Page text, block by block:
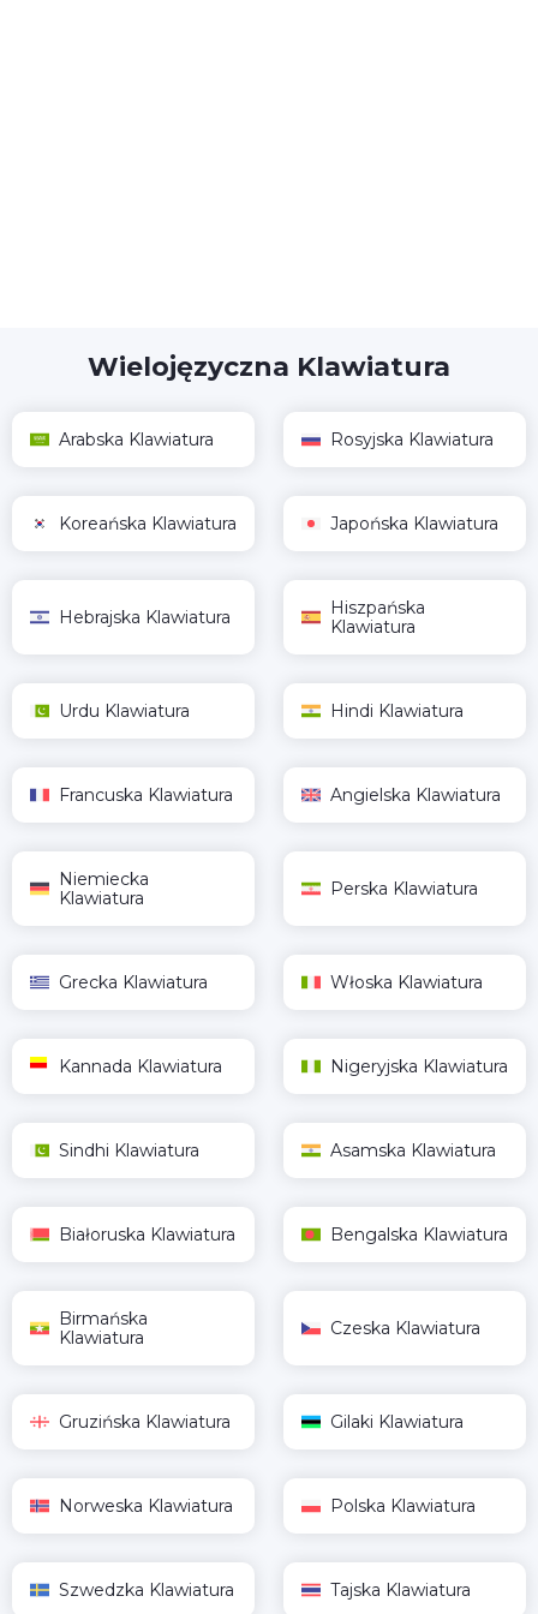
Wielojęzyczna Klawiatura
Arabska Klawiatura Rosyjska Klawiatura
Koreańska Klawiatura Japońska Klawiatura
Hebrajska Klawiatura
Hiszpańska
Klawiatura
Urdu Klawiatura Hindi Klawiatura
Francuska Klawiatura Angielska Klawiatura
Niemiecka
Klawiatura
Perska Klawiatura
Grecka Klawiatura Włoska Klawiatura
Kannada Klawiatura Nigeryjska Klawiatura
Sindhi Klawiatura Asamska Klawiatura
Białoruska Klawiatura Bengalska Klawiatura
Birmańska
Klawiatura
Czeska Klawiatura
Gruzińska Klawiatura Gilaki Klawiatura
Norweska Klawiatura Polska Klawiatura
Szwedzka Klawiatura Tajska Klawiatura